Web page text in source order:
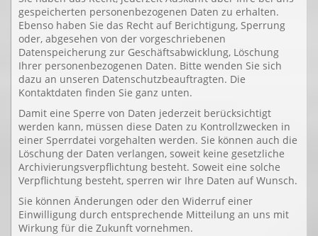
gespeicherten personenbezogenen Daten zu erhalten.
Ebenso haben Sie das Recht auf Berichtigung, Sperrung
oder, abgesehen von der vorgeschriebenen
Datenspeicherung zur Geschäftsabwicklung, Löschung
Ihrer personenbezogenen Daten. Bitte wenden Sie sich
dazu an unseren Datenschutzbeauftragten. Die
Kontaktdaten finden Sie ganz unten.
Damit eine Sperre von Daten jederzeit berücksichtigt
werden kann, müssen diese Daten zu Kontrollzwecken in
einer Sperrdatei vorgehalten werden. Sie können auch die
Löschung der Daten verlangen, soweit keine gesetzliche
Archivierungsverpflichtung besteht. Soweit eine solche
Verpflichtung besteht, sperren wir Ihre Daten auf Wunsch.
Sie können Änderungen oder den Widerruf einer
Einwilligung durch entsprechende Mitteilung an uns mit
Wirkung für die Zukunft vornehmen.